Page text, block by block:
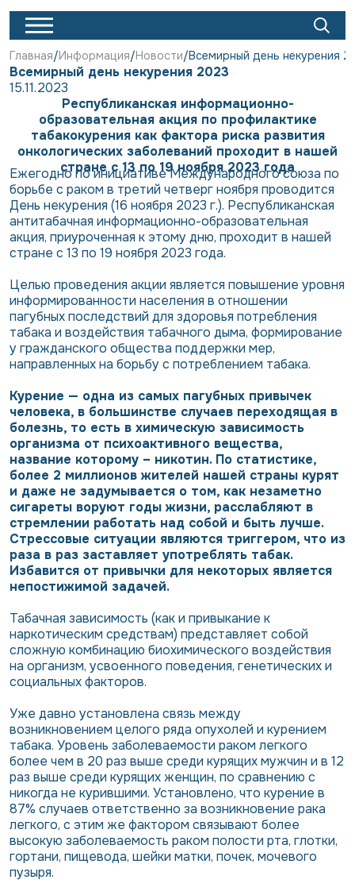
Главная Информация Новости Всемирный день некурения
Всемирный день некурения 2023
15.11.2023
Республиканская информационно-
образовательная акция по профилактике
табакокурения как фактора риска развития
онкологических заболеваний проходит в нашей
стране с 13 по 19 ноября 2023 года
Ежегодно по инициативе Международного союза по
борьбе с раком в третий четверг ноября проводится
День некурения (16 ноября 2023 г.). Республиканская
антитабачная информационно-образовательная
акция, приуроченная к этому дню, проходит в нашей
стране с 13 по 19 ноября 2023 года.
Целью проведения акции является повышение уровня
информированности населения в отношении
пагубных последствий для здоровья потребления
табака и воздействия табачного дыма, формирование
у гражданского общества поддержки мер,
направленных на борьбу с потреблением табака.
Курение — одна из самых пагубных привычек
человека, в большинстве случаев переходящая в
болезнь, то есть в химическую зависимость
организма от психоактивного вещества,
название которому – никотин. По статистике,
более 2 миллионов жителей нашей страны курят
и даже не задумывается о том, как незаметно
сигареты воруют годы жизни, расслабляют в
стремлении работать над собой и быть лучше.
Стрессовые ситуации являются триггером, что из
раза в раз заставляет употреблять табак.
Избавится от привычки для некоторых является
непостижимой задачей.
Табачная зависимость (как и привыкание к
наркотическим средствам) представляет собой
сложную комбинацию биохимического воздействия
на организм, усвоенного поведения, генетических и
социальных факторов.
Уже давно установлена связь между
возникновением целого ряда опухолей и курением
табака. Уровень заболеваемости раком легкого
более чем в 20 раз выше среди курящих мужчин и в 12
раз выше среди курящих женщин, по сравнению с
никогда не курившими. Установлено, что курение в
87% случаев ответственно за возникновение рака
легкого, с этим же фактором связывают более
высокую заболеваемость раком полости рта, глотки,
гортани, пищевода, шейки матки, почек, мочевого
пузыря.